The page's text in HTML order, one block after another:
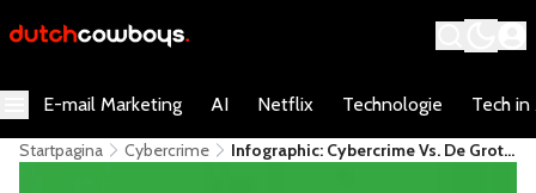
E-mail Marketing AI Netflix Technologie Tech in
Startpagina Cybercrime
Infographic: Cybercrime Vs. De Grote